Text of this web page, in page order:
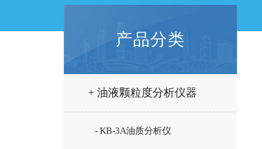
产品分类
+ 油液颗粒度分析仪器
- KB-3A油质分析仪